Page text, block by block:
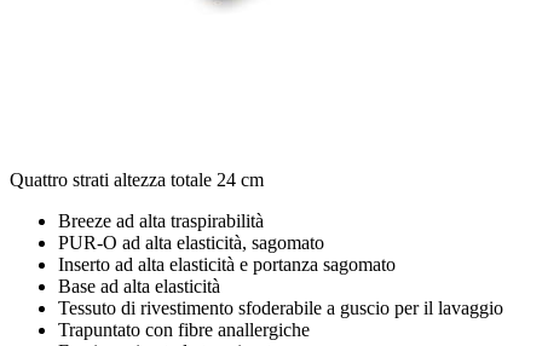
Quattro strati altezza totale 24 cm
Breeze ad alta traspirabilità
PUR-O ad alta elasticità, sagomato
Inserto ad alta elasticità e portanza sagomato
Base ad alta elasticità
Tessuto di rivestimento sfoderabile a guscio per il lavaggio
Trapuntato con fibre anallergiche